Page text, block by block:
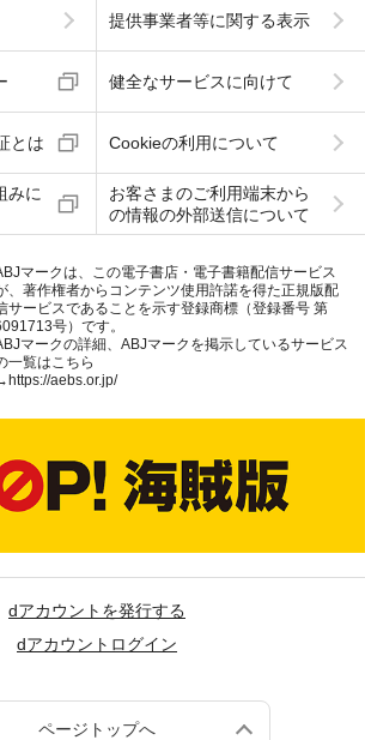
提供事業者等に関する表示
健全なサービスに向けて
とは Cookieの利用について
みに
お客さまのご利用端末から
の情報の外部送信について
マークは、この電子書店・電子書籍配信サービス
、著作権者からコンテンツ使用許諾を得た正規版配
サービスであることを示す登録商標（登録番号 第
号）です。
マークの詳細、ABJマークを掲示しているサービス
一覧はこちら
https://aebs.or.jp/
dアカウントを発行する
dアカウントログイン
ページトップへ